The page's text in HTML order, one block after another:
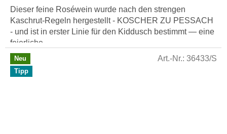
Dieser feine Roséwein wurde nach den strengen
Kaschrut-Regeln hergestellt - KOSCHER ZU PESSACH
- und ist in erster Linie für den Kiddusch bestimmt — eine
feierliche...
Neu
Tipp
Art.-Nr.: 36433/S